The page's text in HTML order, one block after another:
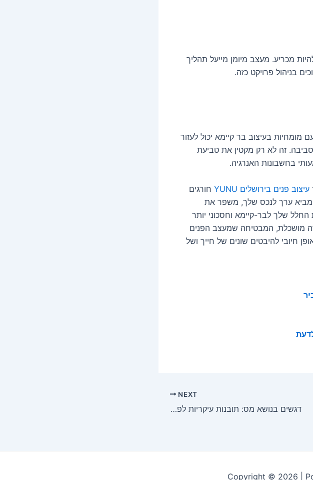
מכריע. מעצב מיומן מייעל תהליך
בניהול פרויקט כזה.
בעיצוב בר קיימא יכול לעזור
זה לא רק מקטין את טביעת
בחשבונות האנרגיה.
עיצוב פנים בירושלים YUNU
חורגים
ערך לנכס שלך, משפר את
שלך לבר-קיימא וחסכוני יותר
מושכלת, המבטיחה שמעצב הפנים
חיובי להיבטים שונים של חייך ושל
NEXT
דגשים בנושא מס: תובנות עיקריות לפני שתמשיך
Copyright © 2026 |